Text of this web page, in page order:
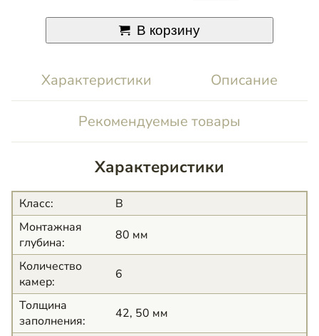
В корзину
Характеристики Описание
Рекомендуемые товары
Характеристики
Класс:
B
Монтажная
глубина:
80 мм
Количество
камер:
6
Толщина
заполнения:
42, 50 мм